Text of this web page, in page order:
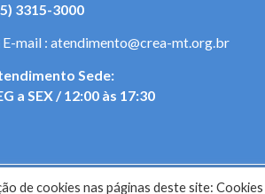
3315-3000
E-mail : atendimento@crea-mt.org.br
Sede:
a SEX / 12:00 às 17:30
de cookies nas páginas deste site: